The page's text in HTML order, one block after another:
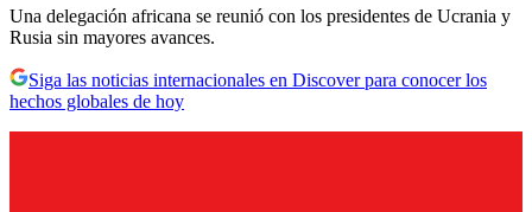
Una delegación africana se reunió con los presidentes de Ucrania y
Rusia sin mayores avances.
Siga las noticias internacionales en Discover para conocer los
hechos globales de hoy